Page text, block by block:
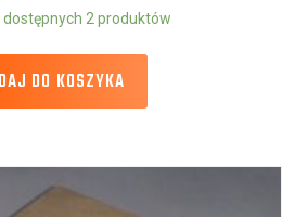
2 produktów
DO KOSZYKA